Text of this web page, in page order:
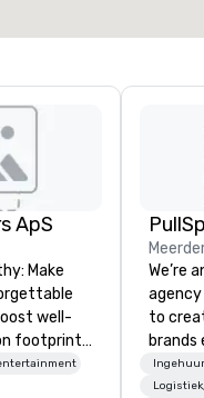
ApS
Make
well-
footprints.
run with
We’re
to
brands
forget.
know